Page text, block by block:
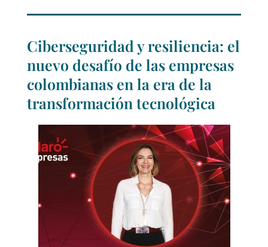
Ciberseguridad y resiliencia: el
nuevo desafío de las empresas
colombianas en la era de la
transformación tecnológica